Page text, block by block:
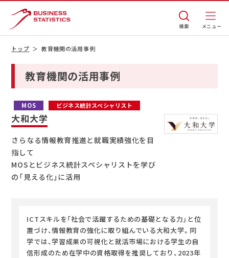
検索
トップ 教育機関の活用事例
教育機関の活用事例
MOS ビジネス統計スペシャリスト
大和大学
さらなる情報教育推進と就職実績強化を目
指して
MOSとビジネス統計スペシャリストを学び
の「見える化」に活用
ICTスキルを「社会で活躍するための基礎となる力」と位
置づけ、情報教育の強化に取り組んでいる大和大学。同
学では、学習成果の可視化と就活市場における学生の自
信形成のため在学中の資格取得を推奨しており、2023年